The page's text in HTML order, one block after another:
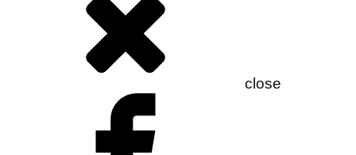
close